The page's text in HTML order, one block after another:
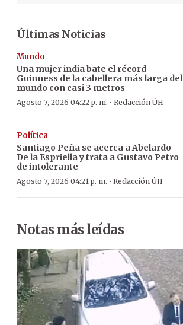
Últimas Noticias
Mundo
Una mujer india bate el récord
Guinness de la cabellera más larga del
mundo con casi 3 metros
Agosto 7, 2026 04:22 p. m. · Redacción ÚH
Política
Santiago Peña se acerca a Abelardo
De la Espriella y trata a Gustavo Petro
de intolerante
Agosto 7, 2026 04:21 p. m. · Redacción ÚH
Notas más leídas